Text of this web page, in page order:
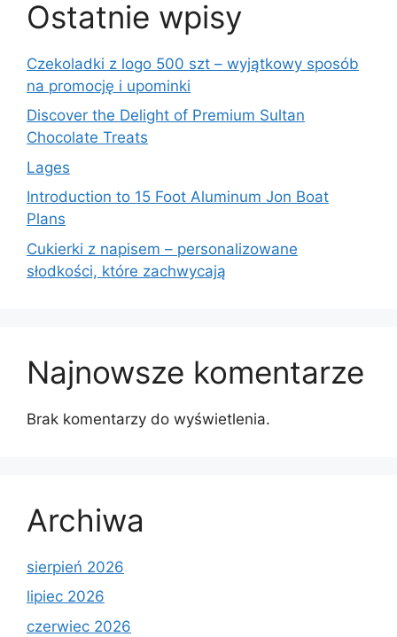
Ostatnie wpisy
Czekoladki z logo 500 szt – wyjątkowy sposób
na promocję i upominki
Discover the Delight of Premium Sultan
Chocolate Treats
Lages
Introduction to 15 Foot Aluminum Jon Boat
Plans
Cukierki z napisem – personalizowane
słodkości, które zachwycają
Najnowsze komentarze
Brak komentarzy do wyświetlenia.
Archiwa
sierpień 2026
lipiec 2026
czerwiec 2026